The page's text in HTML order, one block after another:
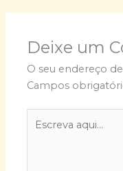
Deixe um
O seu endereço
Campos